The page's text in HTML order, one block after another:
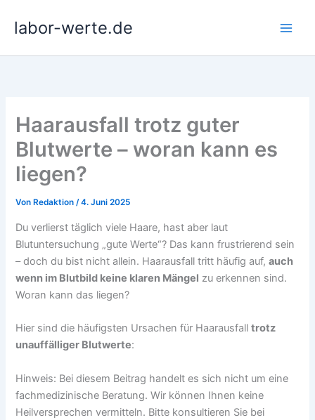
Inhaltlabor-werte.de
Haarausfall trotz guter
Blutwerte – woran kann es
liegen?
Von Redaktion/4. Juni 2025
Du verlierst täglich viele Haare, hast aber laut
Blutuntersuchung „gute Werte“? Das kann frustrierend sein
– doch du bist nicht allein. Haarausfall tritt häufig auf,auch
wenn im Blutbild keine klaren Mängel zu erkennen sind.
Woran kann das liegen?
Hier sind die häufigsten Ursachen für Haarausfalltrotz
unauffälliger Blutwerte:
Hinweis: Bei diesem Beitrag handelt es sich nicht um eine
fachmedizinische Beratung. Wir können Ihnen keine
Heilversprechen vermitteln. Bitte konsultieren Sie bei